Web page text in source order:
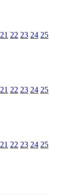
21 22 23 24 25
21 22 23 24 25
21 22 23 24 25